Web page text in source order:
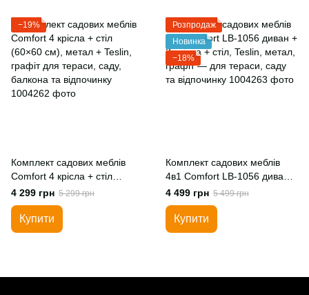
−19%
Комплект садових меблів
Comfort 4 крісла + стіл
(60×60 см), метал + Teslin,
графіт для тераси, саду,
балкона та відпочинку
4 299 грн 5 299 грн
Купити
Розпродаж
Новинка
−18%
Комплект садових меблів
4в1 Comfort LB-1056 диван +
2 крісла + стіл, Teslin, метал,
графіт — для тераси, саду
та відпочинку
4 499 грн 5 499 грн
Купити